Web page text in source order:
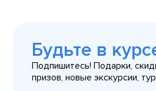
Будьте в
Подпишитесь! Подарки,
призов, новые экскурсии,